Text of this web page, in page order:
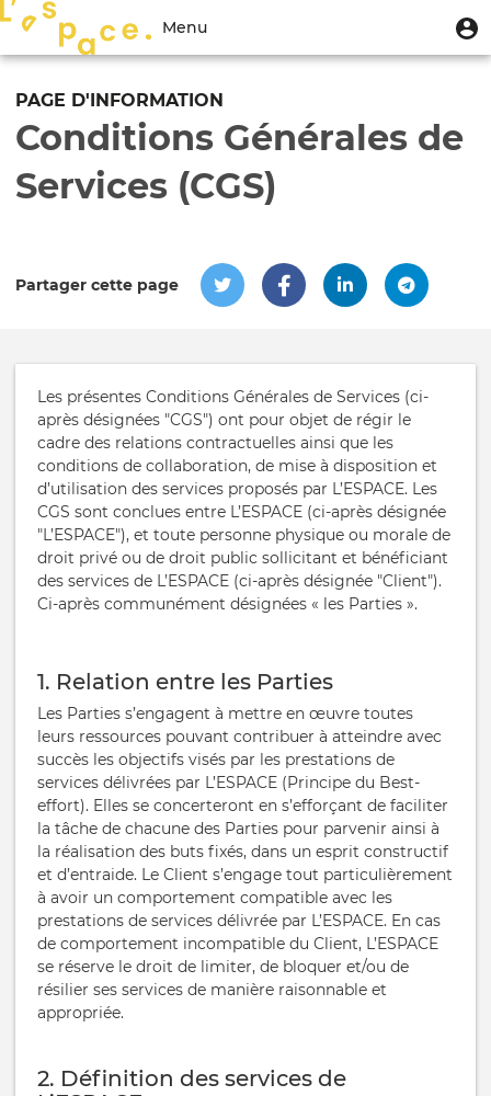
contenu
Menu
du
compte
de
l'utilisateur
Menu
Toggle
navigation
PAGE D'INFORMATION
Conditions Générales de
Services (CGS)
Partager cette page
Les présentes Conditions Générales de Services (ci-
après désignées "CGS") ont pour objet de régir le
cadre des relations contractuelles ainsi que les
conditions de collaboration, de mise à disposition et
d’utilisation des services proposés par L’ESPACE. Les
CGS sont conclues entre L’ESPACE (ci-après désignée
"L’ESPACE"), et toute personne physique ou morale de
droit privé ou de droit public sollicitant et bénéficiant
des services de L’ESPACE (ci-après désignée "Client").
Ci-après communément désignées « les Parties ».
1. Relation entre les Parties
Les Parties s’engagent à mettre en œuvre toutes
leurs ressources pouvant contribuer à atteindre avec
succès les objectifs visés par les prestations de
services délivrées par L’ESPACE (Principe du Best-
effort). Elles se concerteront en s’efforçant de faciliter
la tâche de chacune des Parties pour parvenir ainsi à
la réalisation des buts fixés, dans un esprit constructif
et d’entraide. Le Client s’engage tout particulièrement
à avoir un comportement compatible avec les
prestations de services délivrée par L’ESPACE. En cas
de comportement incompatible du Client, L’ESPACE
se réserve le droit de limiter, de bloquer et/ou de
résilier ses services de manière raisonnable et
appropriée.
2. Définition des services de